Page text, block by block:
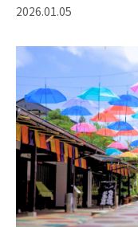
2026.01.05